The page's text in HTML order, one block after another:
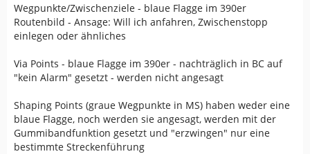
Wegpunkte/Zwischenziele - blaue Flagge im 390er
Routenbild - Ansage: Will ich anfahren, Zwischenstopp
einlegen oder ähnliches
Via Points - blaue Flagge im 390er - nachträglich in BC auf
"kein Alarm" gesetzt - werden nicht angesagt
Shaping Points (graue Wegpunkte in MS) haben weder eine
blaue Flagge, noch werden sie angesagt, werden mit der
Gummibandfunktion gesetzt und "erzwingen" nur eine
bestimmte Streckenführung